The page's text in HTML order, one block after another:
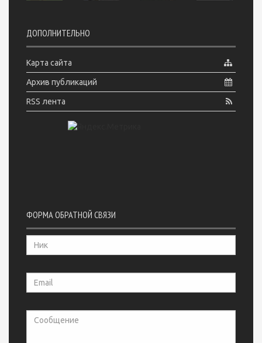
ДОПОЛНИТЕЛЬНО
Карта сайта
Архив публикаций
RSS лента
ФОРМА ОБРАТНОЙ СВЯЗИ